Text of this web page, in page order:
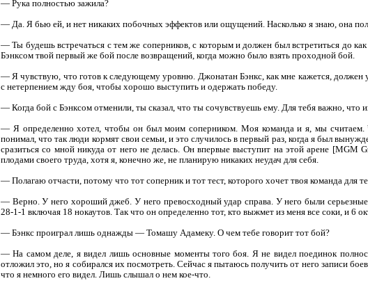
— Рука полностью зажила?
— Да. Я бью ей, и нет никаких побочных эффектов или ощущений. Насколько я знаю, она
— Ты будешь встречаться с тем же соперников, с которым и должен был встретиться до
Бэнксом твой первый же бой после возвращений, когда можно было взять проходной бой.
— Я чувствую, что готов к следующему уровню. Джонатан Бэнкс, как мне кажется, должен
с нетерпением жду боя, чтобы хорошо выступить и одержать победу.
— Когда бой с Бэнксом отменили, ты сказал, что ты сочувствуешь ему. Для тебя важно, что
— Я определенно хотел, чтобы он был моим соперником. Моя команда и я, мы
понимал, что так люди кормят свои семьи, и это случилось в первый раз, когда я был
сразиться со мной никуда от него не делась. Он впервые выступит на этой арене [MGM
плодами своего труда, хотя я, конечно же, не планирую никаких неудач для себя.
— Полагаю отчасти, потому что тот соперник и тот тест, которого хочет твоя команда для
— Верно. У него хороший джеб. У него превосходный удар справа. У него были
28-1-1 включая 18 нокаутов. Так что он определенно тот, кто выжмет из меня все соки, и 6
— Бэнкс проиграл лишь однажды — Томашу Адамеку. О чем тебе говорит тот бой?
— На самом деле, я видел лишь основные моменты того боя. Я не видел поединок
отложил это, но я собирался их посмотреть. Сейчас я пытаюсь получить от него записи
что я немного его видел. Лишь слышал о нем кое-что.